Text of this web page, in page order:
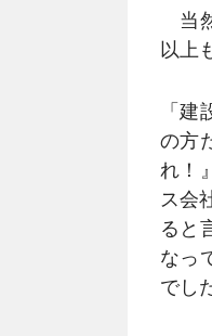
当
以上
「
の方
れ！
ス会
ると
なっ
でし